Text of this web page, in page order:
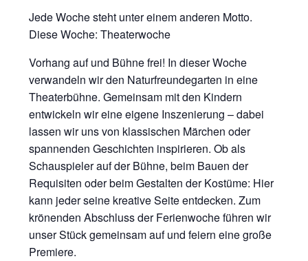
Jede Woche steht unter einem anderen Motto.
Diese Woche: Theaterwoche
Vorhang auf und Bühne frei! In dieser Woche
verwandeln wir den Naturfreundegarten in eine
Theaterbühne. Gemeinsam mit den Kindern
entwickeln wir eine eigene Inszenierung – dabei
lassen wir uns von klassischen Märchen oder
spannenden Geschichten inspirieren. Ob als
Schauspieler auf der Bühne, beim Bauen der
Requisiten oder beim Gestalten der Kostüme: Hier
kann jeder seine kreative Seite entdecken. Zum
krönenden Abschluss der Ferienwoche führen wir
unser Stück gemeinsam auf und feiern eine große
Premiere.